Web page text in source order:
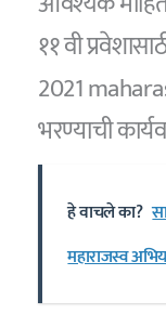
११ वी
2021
भरण्याची
हे वाचले का?
महाराजस्व